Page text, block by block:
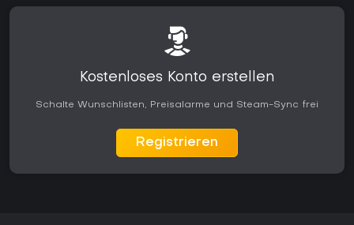
Kostenloses Konto erstellen
Schalte Wunschlisten, Preisalarme und Steam-Sync frei
Registrieren